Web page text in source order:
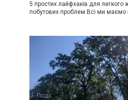
5 простих лайфхаків для легкого
побутових проблем Всі ми маємо
Події